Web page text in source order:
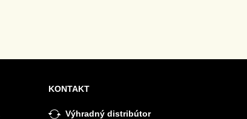
KONTAKT
Výhradný distribútor